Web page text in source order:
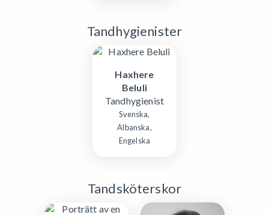
Tandhygienister
Haxhere
Beluli
Tandhygienist
Svenska,
Albanska,
Engelska
Tandsköterskor